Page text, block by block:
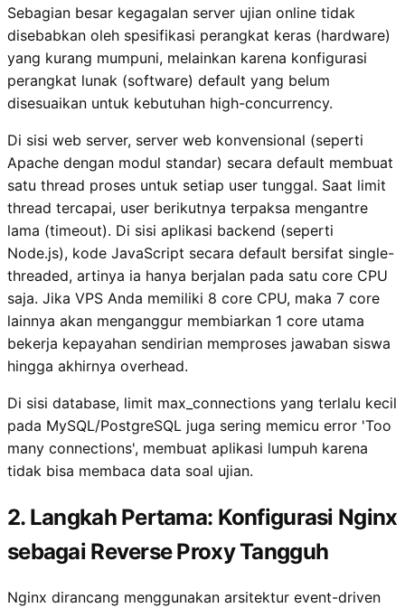
Sebagian besar kegagalan server ujian online tidak
disebabkan oleh spesifikasi perangkat keras (hardware)
yang kurang mumpuni, melainkan karena konfigurasi
perangkat lunak (software) default yang belum
disesuaikan untuk kebutuhan high-concurrency.
Di sisi web server, server web konvensional (seperti
Apache dengan modul standar) secara default membuat
satu thread proses untuk setiap user tunggal. Saat limit
thread tercapai, user berikutnya terpaksa mengantre
lama (timeout). Di sisi aplikasi backend (seperti
Node.js), kode JavaScript secara default bersifat single-
threaded, artinya ia hanya berjalan pada satu core CPU
saja. Jika VPS Anda memiliki 8 core CPU, maka 7 core
lainnya akan menganggur membiarkan 1 core utama
bekerja kepayahan sendirian memproses jawaban siswa
hingga akhirnya overhead.
Di sisi database, limit max_connections yang terlalu kecil
pada MySQL/PostgreSQL juga sering memicu error 'Too
many connections', membuat aplikasi lumpuh karena
tidak bisa membaca data soal ujian.
2. Langkah Pertama: Konfigurasi Nginx
sebagai Reverse Proxy Tangguh
Nginx dirancang menggunakan arsitektur event-driven